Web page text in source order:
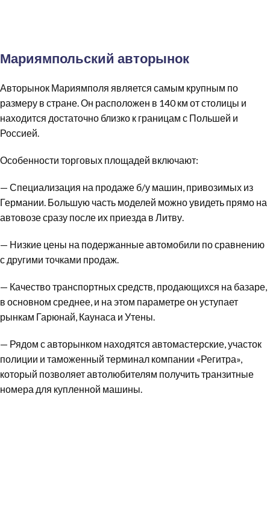
Мариямпольский авторынок
Авторынок Мариямполя является самым крупным по
размеру в стране. Он расположен в 140 км от столицы и
находится достаточно близко к границам с Польшей и
Россией.
Особенности торговых площадей включают:
— Специализация на продаже б/у машин, привозимых из
Германии. Большую часть моделей можно увидеть прямо на
автовозе сразу после их приезда в Литву.
— Низкие цены на подержанные автомобили по сравнению
с другими точками продаж.
— Качество транспортных средств, продающихся на базаре,
в основном среднее, и на этом параметре он уступает
рынкам Гарюнай, Каунаса и Утены.
— Рядом с авторынком находятся автомастерские, участок
полиции и таможенный терминал компании «Регитра»,
который позволяет автолюбителям получить транзитные
номера для купленной машины.